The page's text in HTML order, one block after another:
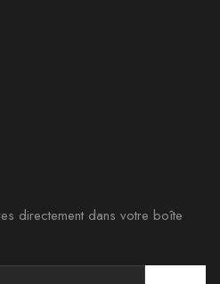
directement dans votre boîte